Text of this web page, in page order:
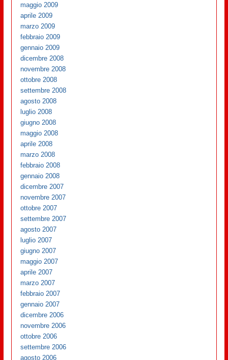
maggio 2009
aprile 2009
marzo 2009
febbraio 2009
gennaio 2009
dicembre 2008
novembre 2008
ottobre 2008
settembre 2008
agosto 2008
luglio 2008
giugno 2008
maggio 2008
aprile 2008
marzo 2008
febbraio 2008
gennaio 2008
dicembre 2007
novembre 2007
ottobre 2007
settembre 2007
agosto 2007
luglio 2007
giugno 2007
maggio 2007
aprile 2007
marzo 2007
febbraio 2007
gennaio 2007
dicembre 2006
novembre 2006
ottobre 2006
settembre 2006
agosto 2006